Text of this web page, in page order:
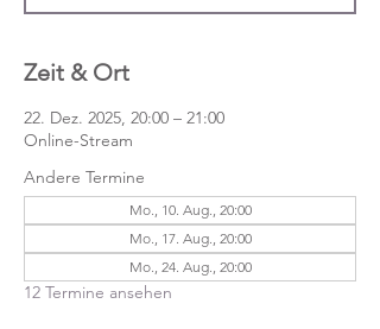
Zeit & Ort
22. Dez. 2025, 20:00 – 21:00
Online-Stream
Andere Termine
Mo., 10. Aug., 20:00
Mo., 17. Aug., 20:00
Mo., 24. Aug., 20:00
12 Termine ansehen